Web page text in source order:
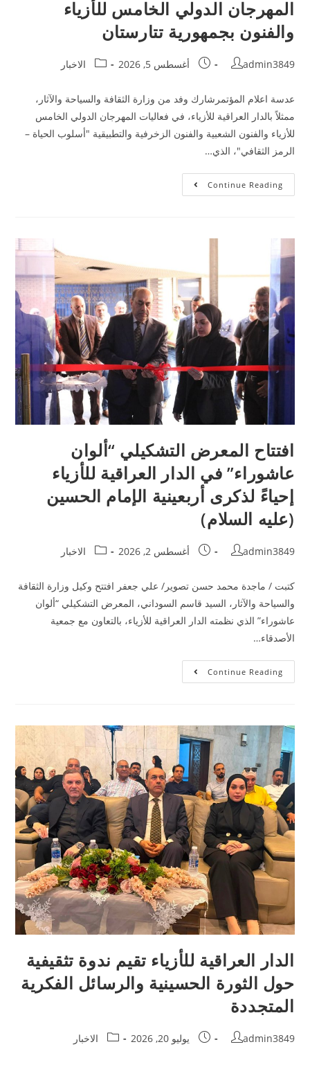
المهرجان الدولي الخامس للأزياء
والفنون بجمهورية تتارستان
admin3849 أغسطس 5, 2026 الاخبار
عدسة اعلام المؤتمرشارك وفد من وزارة الثقافة والسياحة والآثار،
ممثلاً بالدار العراقية للأزياء، في فعاليات المهرجان الدولي الخامس
للأزياء والفنون الشعبية والفنون الزخرفية والتطبيقية "أسلوب الحياة –
الرمز الثقافي"، الذي…
Continue Reading
افتتاح المعرض التشكيلي “ألوان
عاشوراء” في الدار العراقية للأزياء
إحياءً لذكرى أربعينية الإمام الحسين
(عليه السلام)
admin3849 أغسطس 2, 2026 الاخبار
كتبت / ماجدة محمد حسن تصوير/ علي جعفر افتتح وكيل وزارة الثقافة
والسياحة والآثار، السيد قاسم السوداني، المعرض التشكيلي “ألوان
عاشوراء” الذي نظمته الدار العراقية للأزياء، بالتعاون مع جمعية
الأصدقاء…
Continue Reading
الدار العراقية للأزياء تقيم ندوة تثقيفية
حول الثورة الحسينية والرسائل الفكرية
المتجددة
admin3849 يوليو 20, 2026 الاخبار